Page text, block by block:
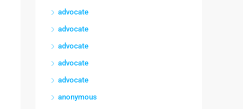
advocate
advocate
advocate
advocate
advocate
anonymous